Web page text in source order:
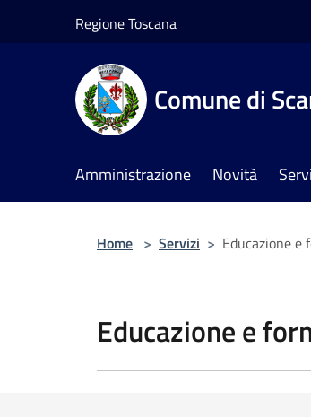
Regione Toscana
Comune di
Amministrazione Novità
Home > Servizi > Educazione e
Educazione e